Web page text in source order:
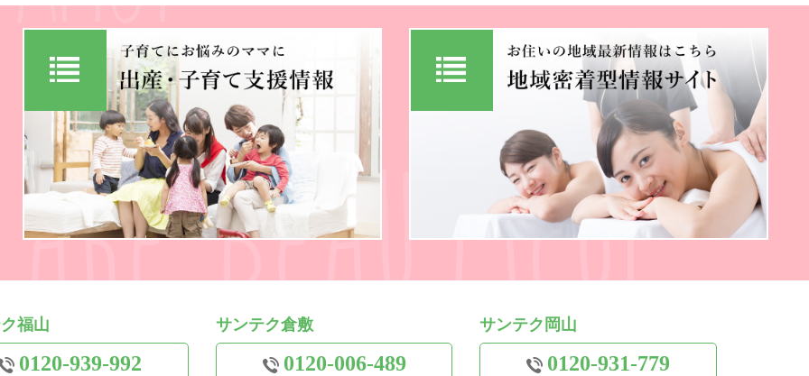
福山
0120-939-992
サンテク倉敷
0120-006-489
サンテク岡山
0120-931-779